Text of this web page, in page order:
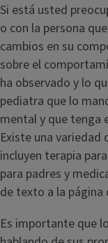
Si está usted
o con la persona
cambios en su
sobre el
ha observado y lo
pediatra que lo
mental y que tenga
Existe una variedad
incluyen terapia
para padres y
de texto a la página
Es importante que